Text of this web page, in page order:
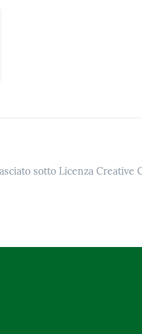
sotto Licenza Creative